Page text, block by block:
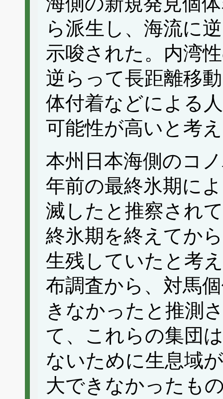
ら派生し、海流に
示唆された。内湾
逆らって長距離移
体付着などによる
可能性が高いと考
本州日本海側のコ
年前の最終氷期に
滅したと推察され
終氷期を終えてか
生残していたと考
布調査から、対馬
きなかったと推測
て、これらの集団
ないために生息域
大できなかったも